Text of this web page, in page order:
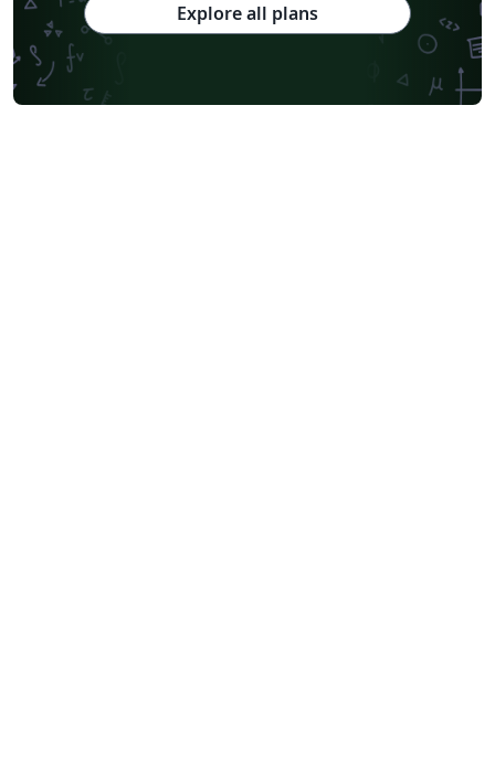
Explore all plans